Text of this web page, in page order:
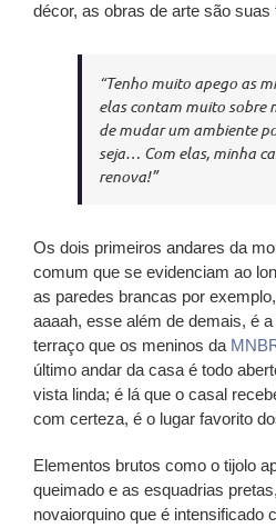
décor, as obras de arte são suas
“Tenho muito apego as
elas contam muito sobre
de mudar um ambiente
seja… Com elas, minha
renova!”
Os dois primeiros andares da
comum que se evidenciam ao
as paredes brancas por
aaaah, esse além de demais, é
terraço que os meninos da
último andar da casa é todo
vista linda; é lá que o casal
com certeza, é o lugar favorito
Elementos brutos como o tijolo
queimado e as esquadrias
novaiorquino que é intensificado